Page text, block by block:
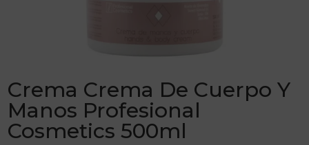
Crema Crema De Cuerpo Y
Manos Profesional
Cosmetics 500ml